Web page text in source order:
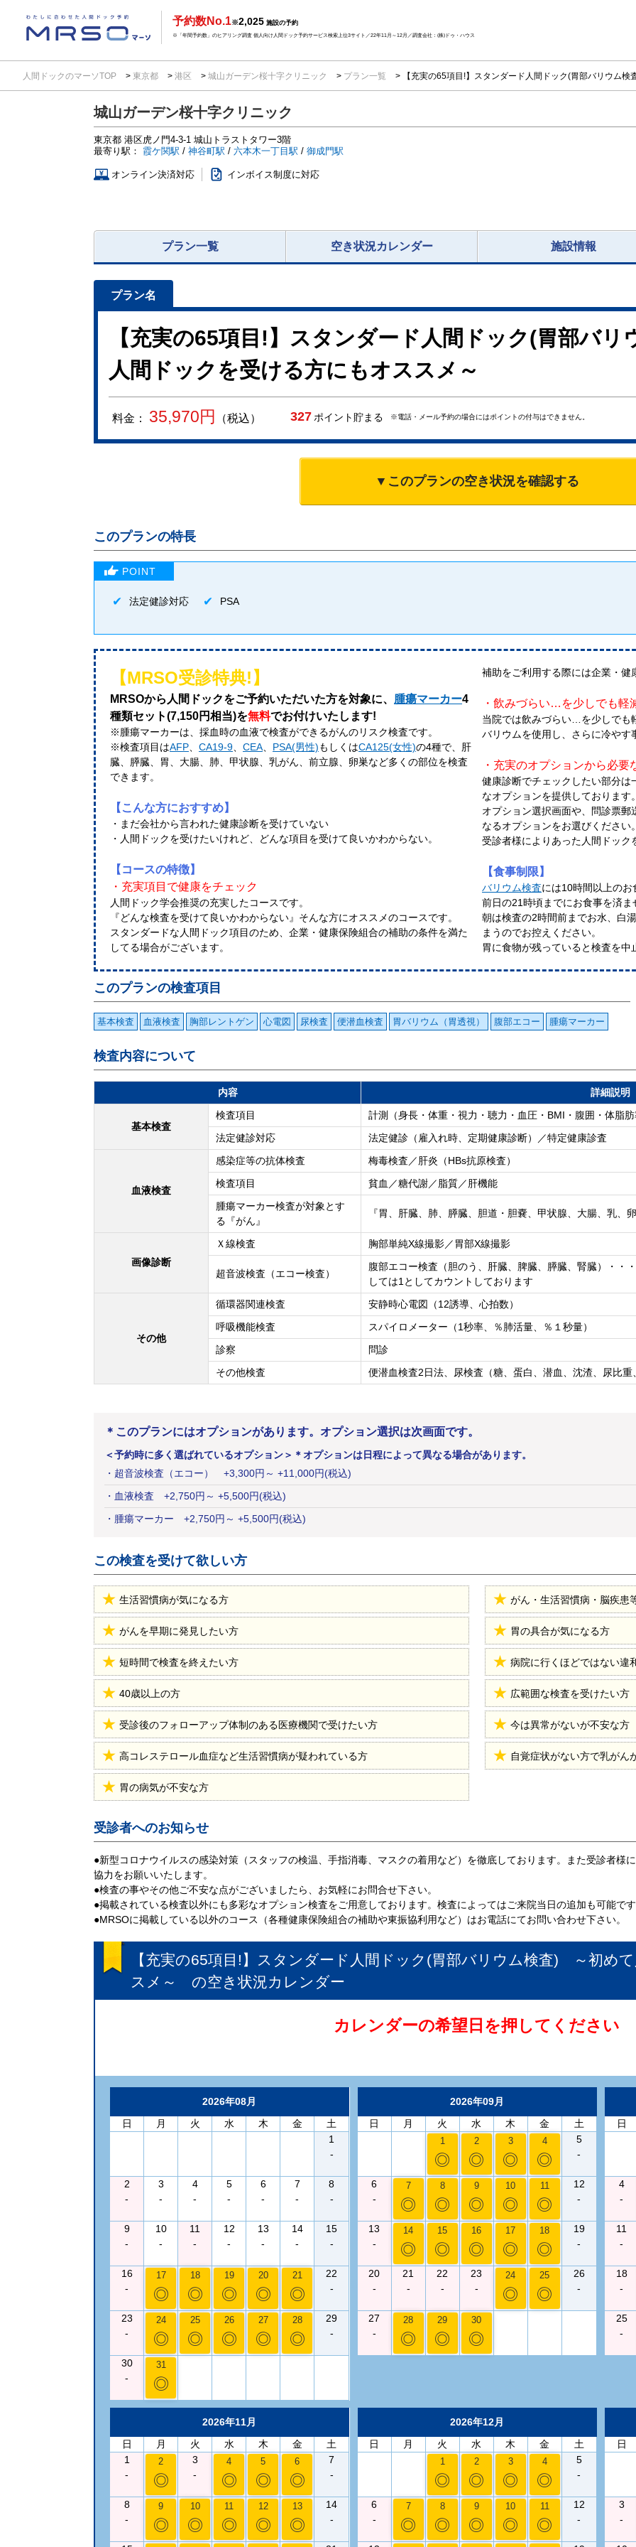
予約数No.1※2,025 施設の予約
※「年間予約数」のヒアリング調査 個人向け人間ドック予約サービス検索上位3サイト／22年11月～12月／調査会社：(株)ドゥ・ハウス
人間ドックのマーソTOP 東京都 港区 城山ガーデン桜十字クリニック プラン一覧 【充実の65項目!】スタンダード人間ドック(胃部バリウム
城山ガーデン桜十字クリニック
東京都 港区虎ノ門4-3-1 城山トラストタワー3階
最寄り駅： 霞ケ関駅 / 神谷町駅 / 六本木一丁目駅 / 御成門駅
オンライン決済対応 インボイス制度に対応
プラン一覧 空き状況カレンダー 施設情報
【充実の65項目!】スタンダード人間ドック(胃部バ
人間ドックを受ける方にもオススメ～
料金： 35,970円 （税込） 327 ポイント貯まる ※電話・メール予約の場合にはポイントの付与はできません。
▼このプランの空き状況を確認する
このプランの特長
法定健診対応 PSA
【MRSO受診特典!】
MRSOから人間ドックをご予約いただいた方を対象に、 腫瘍マーカー4
種類セット(7,150円相当)を無料でお付けいたします!
※腫瘍マーカーは、採血時の血液で検査ができるがんのリスク検査です。
※検査項目はAFP CA19-9 CEA PSA(男性)もしくはCA125(女性)の4種で、肝
臓、膵臓、胃、大腸、肺、甲状腺、乳がん、前立腺、卵巣など多くの部位を検査
できます。
【こんな方におすすめ】
・まだ会社から言われた健康診断を受けていない
・人間ドックを受けたいけれど、どんな項目を受けて良いかわからない。
【コースの特徴】
・充実項目で健康をチェック
人間ドック学会推奨の充実したコースです。
『どんな検査を受けて良いかわからない』そんな方にオススメのコースです。
スタンダードな人間ドック項目のため、企業・健康保険組合の補助の条件を満た
してる場合がございます。
補助をご利用する際には企業・健
・飲みづらい…を少しでも軽
当院では飲みづらい…を少しでも
バリウムを使用し、さらに冷やす
・充実のオプションから必要
健康診断でチェックしたい部分は
なオプションを提供しておりま
オプション選択画面や、問診票
なるオプションをお選びください
受診者様によりあった人間ドック
【食事制限】
バリウム検査には10時間以上のお
前日の21時頃までにお食事を済
朝は検査の2時間前までお水、白
まうのでお控えください。
胃に食物が残っていると検査を中
このプランの検査項目
基本検査 血液検査 胸部レントゲン 心電図 尿検査 便潜血検査 胃バリウム（胃透視） 腹部エコー 腫瘍マーカー
検査内容について
内容 詳細説明
基本検査
検査項目
計測（身長・体重・視力・聴力・血圧・BMI・腹囲・体脂
法定健診対応
法定健診（雇入れ時、定期健康診断）／特定健康診査
血液検査
感染症等の抗体検査
梅毒検査／肝炎（HBs抗原検査）
検査項目
貧血／糖代謝／脂質／肝機能
腫瘍マーカー検査が対象とす
る『がん』
『胃、肝臓、肺、膵臓、胆道・胆嚢、甲状腺、大腸、乳、
画像診断
Ｘ線検査 胸部単純X線撮影／胃部X線撮影
超音波検査（エコー検査）
腹部エコー検査（胆のう、肝臓、脾臓、膵臓、腎臓）・・
しては1としてカウントしております
その他
循環器関連検査
安静時心電図（12誘導、心拍数）
呼吸機能検査
スパイロメーター（1秒率、％肺活量、％１秒量）
診察
問診
その他検査
便潜血検査2日法、尿検査（糖、蛋白、潜血、沈渣、尿比重
＊このプランにはオプションがあります。オプション選択は次画面です。
＜予約時に多く選ばれているオプション＞ ＊オプションは日程によって異なる場合があります。
・ 超音波検査（エコー） +3,300円 ～ +11,000円(税込)
・ 血液検査 +2,750円 ～ +5,500円(税込)
・ 腫瘍マーカー +2,750円 ～ +5,500円(税込)
この検査を受けて欲しい方
生活習慣病が気になる方 がん・生活習慣病・脳疾患
がんを早期に発見したい方 胃の具合が気になる方
短時間で検査を終えたい方 病院に行くほどではない違
40歳以上の方 広範囲な検査を受けたい方
受診後のフォローアップ体制のある医療機関で受けたい方 今は異常がないが不安な方
高コレステロール血症など生活習慣病が疑われている方 自覚症状がない方で乳がん
胃の病気が不安な方
受診者へのお知らせ
●新型コロナウイルスの感染対策（スタッフの検温、手指消毒、マスクの着用など）を徹底しております。また受診者様
協力をお願いいたします。
●検査の事やその他ご不安な点がございましたら、お気軽にお問合せ下さい。
●掲載されている検査以外にも多彩なオプション検査をご用意しております。検査によってはご来院当日の追加も可能です
●MRSOに掲載している以外のコース（各種健康保険組合の補助や東振協利用など）はお電話にてお問い合わせ下さい。
【充実の65項目!】スタンダード人間ドック(胃部バリウム検査) ～初め
スメ～ の空き状況カレンダー
カレンダーの希望日を押してください
2026年08月
日
月 火 水 木 金
土
1
-
2
-
3
-
4
-
5
-
6
-
7
-
8
-
9
-
10
-
11
-
12
-
13
-
14
-
15
-
16
-
17
◎
18
◎
19
◎
20
◎
21
◎
22
-
23
-
24
◎
25
◎
26
◎
27
◎
28
◎
29
-
30
-
31
◎
2026年09月
日
月 火 水 木 金 土
1
◎
2
◎
3
◎
4
◎
5
-
6
-
7
◎
8
◎
9
◎
10
◎
11
◎
12
-
13
-
14
◎
15
◎
16
◎
17
◎
18
◎
19
-
20
-
21
-
22
-
23
-
24
◎
25
◎
26
-
27
-
28
◎
29
◎
30
◎
日
4
-
11
-
18
-
25
-
2026年11月
日
月 火 水 木 金
土
1
-
2
◎
3
-
4
◎
5
◎
6
◎
7
-
8
-
9
◎
10
◎
11
◎
12
◎
13
◎
14
-
2026年12月
日
月 火 水 木 金 土
1
◎
2
◎
3
◎
4
◎
5
-
6
-
7
◎
8
◎
9
◎
10
◎
11
◎
12
-
日
3
-